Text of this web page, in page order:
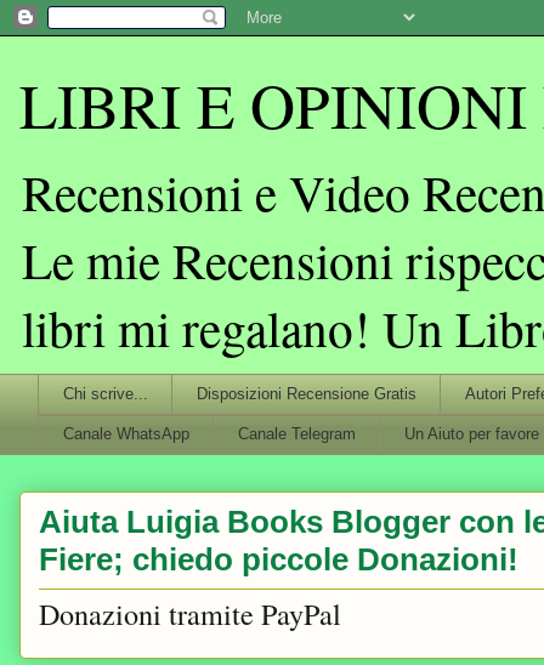
LIBRI E OPINIONI
Recensioni e Video
Le mie Recensioni
libri mi regalano! Un
Chi scrive... Disposizioni Recensione Gratis Autori
Canale WhatsApp Canale Telegram Un Aiuto per favore
Aiuta Luigia Books Blogger con
Fiere; chiedo piccole Donazioni!
Donazioni tramite PayPal